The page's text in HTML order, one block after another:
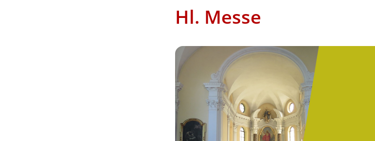
Hl. Messe